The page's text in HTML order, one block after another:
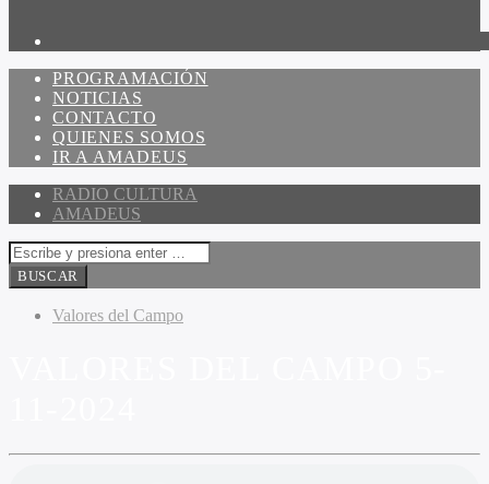
PROGRAMACIÓN
NOTICIAS
CONTACTO
QUIENES SOMOS
IR A AMADEUS
RADIO CULTURA
AMADEUS
Valores del Campo